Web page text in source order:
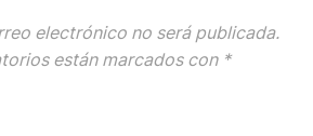
electrónico no será publicada.
están marcados con *